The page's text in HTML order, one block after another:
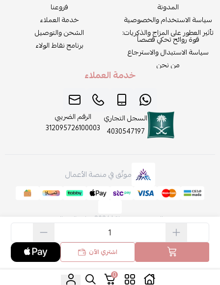
0
اشتري الآن
المدونة
سياسة الاستخدام والخصوصية
تأثير العطور على المزاج والذكريات:
قوة روائح تحكي قصصاً
سياسة الاستبدال والاسترجاع
من نحن
فروعنا
خدمة العملاء
الشحن والتوصيل
برنامج نقاط الولاء
خدمة العملاء
السجل التجاري
4030547197
الرقم الضريبي
312095726100003
موثّق في منصة الأعمال
الحقوق محفوظة | 2026 روائح الجمال